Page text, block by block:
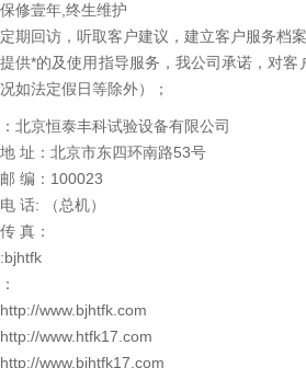
保修壹年,终生维护
定期回访，听取客户建议，建立客户服务档案
提供*的及使用指导服务，我公司承诺，对
况如法定假日等除外）；
：北京恒泰丰科试验设备有限公司
地 址：北京市东四环南路53号
邮 编：100023
电 话: （总机）
传 真：
:bjhtfk
：
http://www.bjhtfk.com
http://www.htfk17.com
http://www.bjhtfk17.com